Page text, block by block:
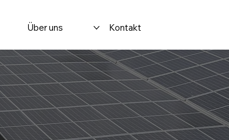
Über uns Kontakt